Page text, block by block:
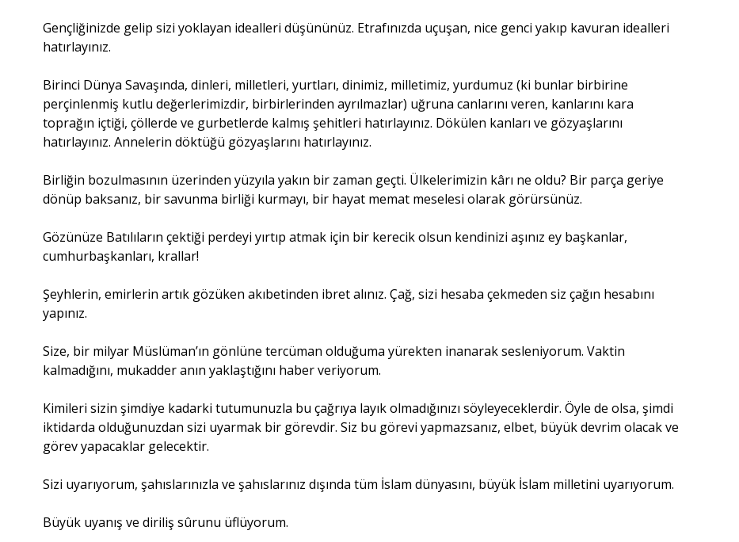
Gençliğinizde gelip sizi yoklayan idealleri düşününüz. Etrafınızda uçuşan, nice genci yakıp kavuran idealleri
hatırlayınız.
Birinci Dünya Savaşında, dinleri, milletleri, yurtları, dinimiz, milletimiz, yurdumuz (ki bunlar birbirine
perçinlenmiş kutlu değerlerimizdir, birbirlerinden ayrılmazlar) uğruna canlarını veren, kanlarını kara
toprağın içtiği, çöllerde ve gurbetlerde kalmış şehitleri hatırlayınız. Dökülen kanları ve gözyaşlarını
hatırlayınız. Annelerin döktüğü gözyaşlarını hatırlayınız.
Birliğin bozulmasının üzerinden yüzyıla yakın bir zaman geçti. Ülkelerimizin kârı ne oldu? Bir parça geriye
dönüp baksanız, bir savunma birliği kurmayı, bir hayat memat meselesi olarak görürsünüz.
Gözünüze Batılıların çektiği perdeyi yırtıp atmak için bir kerecik olsun kendinizi aşınız ey başkanlar,
cumhurbaşkanları, krallar!
Şeyhlerin, emirlerin artık gözüken akıbetinden ibret alınız. Çağ, sizi hesaba çekmeden siz çağın hesabını
yapınız.
Size, bir milyar Müslüman’ın gönlüne tercüman olduğuma yürekten inanarak sesleniyorum. Vaktin
kalmadığını, mukadder anın yaklaştığını haber veriyorum.
Kimileri sizin şimdiye kadarki tutumunuzla bu çağrıya layık olmadığınızı söyleyeceklerdir. Öyle de olsa, şimdi
iktidarda olduğunuzdan sizi uyarmak bir görevdir. Siz bu görevi yapmazsanız, elbet, büyük devrim olacak ve
görev yapacaklar gelecektir.
Sizi uyarıyorum, şahıslarınızla ve şahıslarınız dışında tüm İslam dünyasını, büyük İslam milletini uyarıyorum.
Büyük uyanış ve diriliş sûrunu üflüyorum.